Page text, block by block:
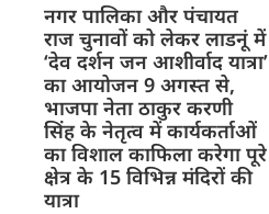
नगर पालिका और पंचायत
राज चुनावों को लेकर लाडनूं में
‘देव दर्शन जन आशीर्वाद यात्रा’
का आयोजन 9 अगस्त से,
भाजपा नेता ठाकुर करणी
सिंह के नेतृत्व में कार्यकर्ताओं
का विशाल काफिला करेगा पूरे
क्षेत्र के 15 विभिन्न मंदिरों की
यात्रा